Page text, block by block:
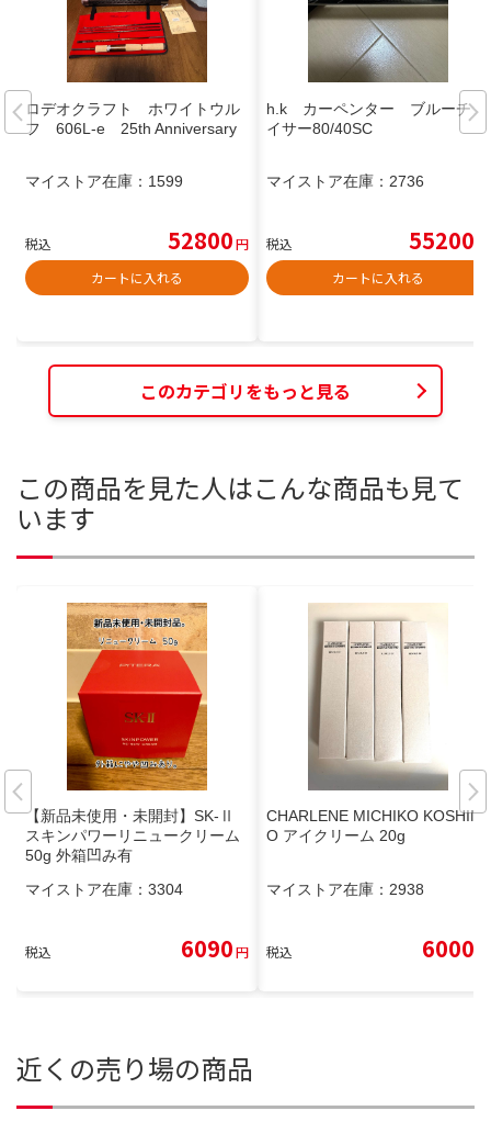
ロデオクラフト ホワイトウル
フ 606L-e 25th Anniversary
マイストア在庫： 1599
税込 52800円
カートに入れる
h.k カーペンター ブルーチェ
イサー80/40SC
マイストア在庫： 2736
税込 55200
カートに入れる
このカテゴリをもっと見る
この商品を見た人はこんな商品も見て
います
【新品未使用・未開封】SK-Ⅱ
スキンパワーリニュークリーム
50g 外箱凹み有
マイストア在庫： 3304
税込 6090円
CHARLENE MICHIKO KOSHIN
O アイクリーム 20g
マイストア在庫： 2938
税込 6000
近くの売り場の商品